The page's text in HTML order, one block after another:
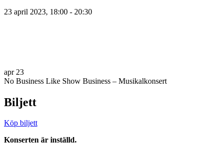
23 april 2023, 18:00 - 20:30
apr 23
No Business Like Show Business – Musikalkonsert
Biljett
Köp biljett
Konserten är inställd.